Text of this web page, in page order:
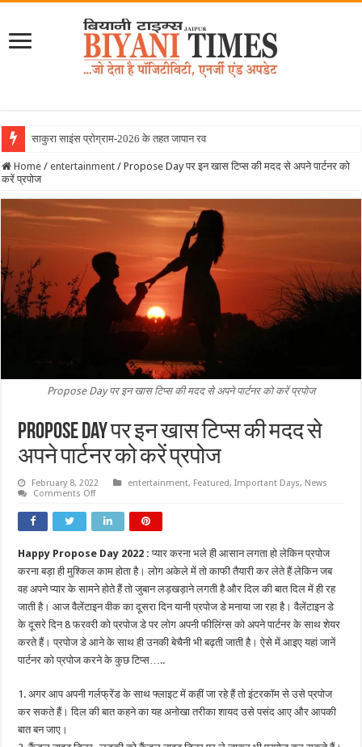
साकुरा साइंस प्रोग्राम-2026 के तहत जापान रवाना हुई बियानी
Home / entertainment / Propose Day पर इन खास टिप्स की मदद से अपने पार्टनर को
करें प्रपोज
Propose Day पर इन खास टिप्स की मदद से अपने पार्टनर को करें प्रपोज
Propose Day पर इन खास टिप्स की मदद से
अपने पार्टनर को करें प्रपोज
February 8, 2022 entertainment, Featured,Important Days, News
Comments Offon
Day
इन
टिप्स
की
मदद
से
पार्टनर
को
करें
प्रपोज
Happy Propose Day 2022 : प्यार करना भले ही आसान लगता हो लेकिन प्रपोज
करना बड़ा ही मुश्किल काम होता है। लोग अकेले में तो काफी तैयारी कर लेते हैं लेकिन जब
वह अपने प्यार के सामने होते हैं तो जुबान लड़खड़ाने लगती है और दिल की बात दिल में ही रह
जाती है। आज वैलेंटाइन वीक का दूसरा दिन यानी प्रपोज डे मनाया जा रहा है। वैलेंटाइन डे
के दूसरे दिन 8 फरवरी को प्रपोज डे पर लोग अपनी फीलिंग्स को अपने पार्टनर के साथ शेयर
करते हैं। प्रपोज डे आने के साथ ही उनकी बेचैनी भी बढ़ती जाती है। ऐसे में आइए यहां जानें
पार्टनर को प्रपोज करने के कुछ टिप्स…..
1. अगर आप अपनी गर्लफ्रेंड के साथ फ्लाइट में कहीं जा रहे हैं तो इंटरकॉम से उसे प्रपोज
कर सकते हैं। दिल की बात कहने का यह अनोखा तरीका शायद उसे पसंद आए और आपकी
बात बन जाए।